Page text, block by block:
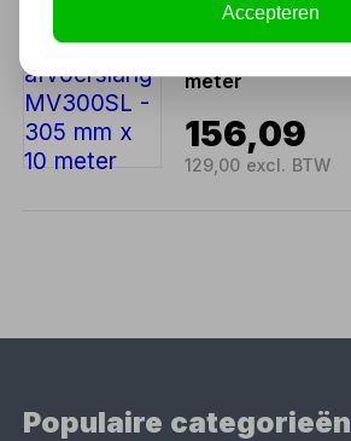
meter
156,09
129,00 excl. BTW
Populaire categorieën
Accepteren